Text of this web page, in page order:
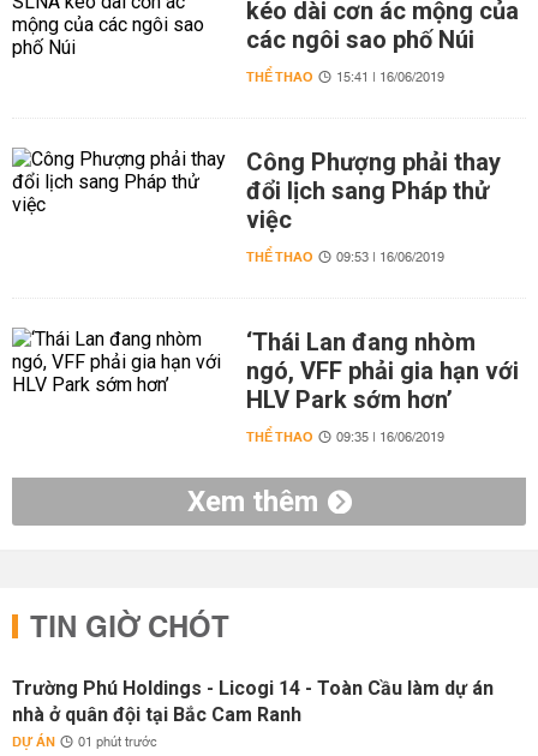
kéo dài cơn ác mộng của
các ngôi sao phố Núi
THỂ THAO 15:41 | 16/06/2019
Công Phượng phải thay
đổi lịch sang Pháp thử
việc
THỂ THAO 09:53 | 16/06/2019
‘Thái Lan đang nhòm
ngó, VFF phải gia hạn với
HLV Park sớm hơn’
THỂ THAO 09:35 | 16/06/2019
Xem thêm
TIN GIỜ CHÓT
Trường Phú Holdings - Licogi 14 - Toàn Cầu làm dự án
nhà ở quân đội tại Bắc Cam Ranh
DỰ ÁN 01 phút trước